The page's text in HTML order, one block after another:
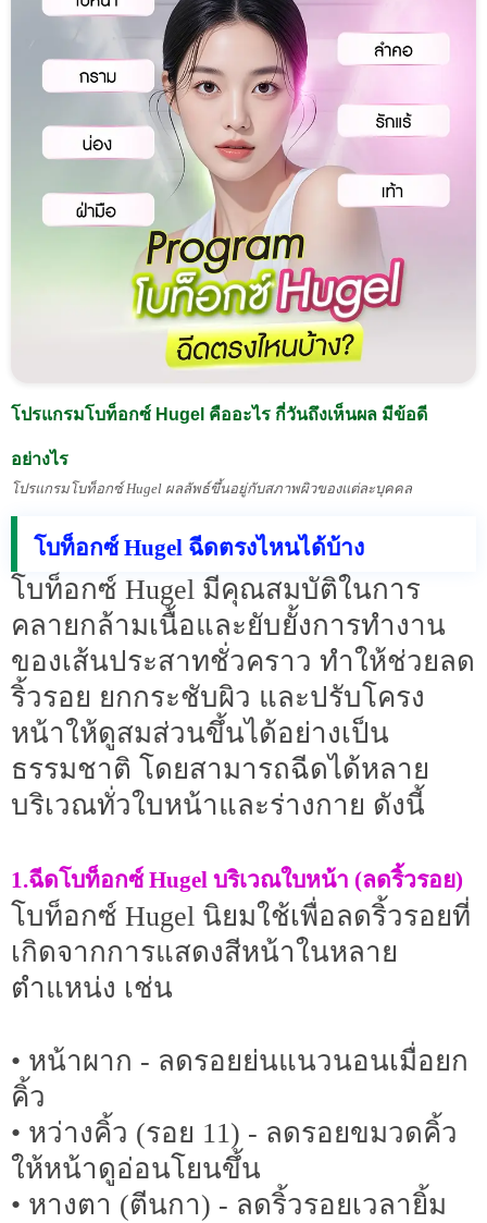
โปรแกรมโบท็อกซ์ Hugel คืออะไร กี่วันถึงเห็นผล มีข้อดี
อย่างไร
โปรแกรมโบท็อกซ์ Hugel ผลลัพธ์ขึ้นอยู่กับสภาพผิวของแต่ละบุคคล
โบท็อกซ์ Hugel ฉีดตรงไหนได้บ้าง
โบท็อกซ์ Hugel มีคุณสมบัติในการ
คลายกล้ามเนื้อและยับยั้งการทำงาน
ของเส้นประสาทชั่วคราว ทำให้ช่วยลด
ริ้วรอย ยกกระชับผิว และปรับโครง
หน้าให้ดูสมส่วนขึ้นได้อย่างเป็น
ธรรมชาติ โดยสามารถฉีดได้หลาย
บริเวณทั่วใบหน้าและร่างกาย ดังนี้
1.ฉีดโบท็อกซ์ Hugel บริเวณใบหน้า (ลดริ้วรอย)
โบท็อกซ์ Hugel นิยมใช้เพื่อลดริ้วรอยที่
เกิดจากการแสดงสีหน้าในหลาย
ตำแหน่ง เช่น
• หน้าผาก - ลดรอยย่นแนวนอนเมื่อยก
คิ้ว
• หว่างคิ้ว (รอย 11) - ลดรอยขมวดคิ้ว
ให้หน้าดูอ่อนโยนขึ้น
• หางตา (ตีนกา) - ลดริ้วรอยเวลายิ้ม